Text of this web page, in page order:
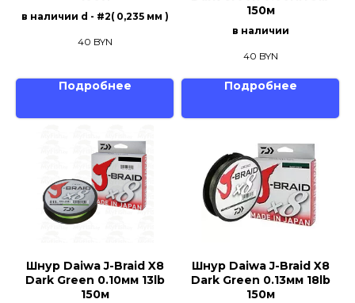
в наличии d - #2( 0,235 мм )
40 BYN
Подробнее
150м
в наличии
40 BYN
Подробнее
Шнур Daiwa J-Braid X8
Dark Green 0.10мм 13lb
150м
Шнур Daiwa J-Braid X8
Dark Green 0.13мм 18lb
150м